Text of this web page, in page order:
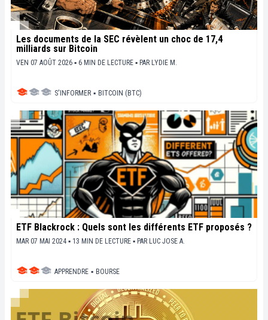
Les documents de la SEC révèlent un choc de 17,4
milliards sur Bitcoin
VEN 07 AOÛT 2026 ▪ 6 MIN DE LECTURE ▪ PAR LYDIE M.
S'INFORMER ▪ BITCOIN (BTC)
ETF Blackrock : Quels sont les différents ETF proposés ?
MAR 07 MAI 2024 ▪ 13 MIN DE LECTURE ▪ PAR LUC JOSE A.
APPRENDRE ▪ BOURSE